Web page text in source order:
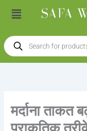
Menu
Products
search
मर्दाना ताकत